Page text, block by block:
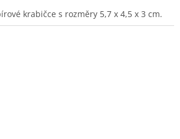
krabičce s rozměry 5,7 x 4,5 x 3 cm.